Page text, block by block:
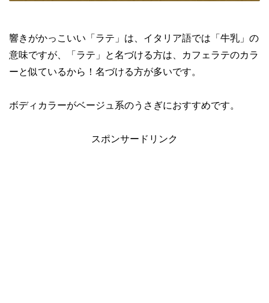
響きがかっこいい「ラテ」は、イタリア語では「牛乳」の
意味ですが、「ラテ」と名づける方は、カフェラテのカラ
ーと似ているから！名づける方が多いです。
ボディカラーがベージュ系のうさぎにおすすめです。
スポンサードリンク